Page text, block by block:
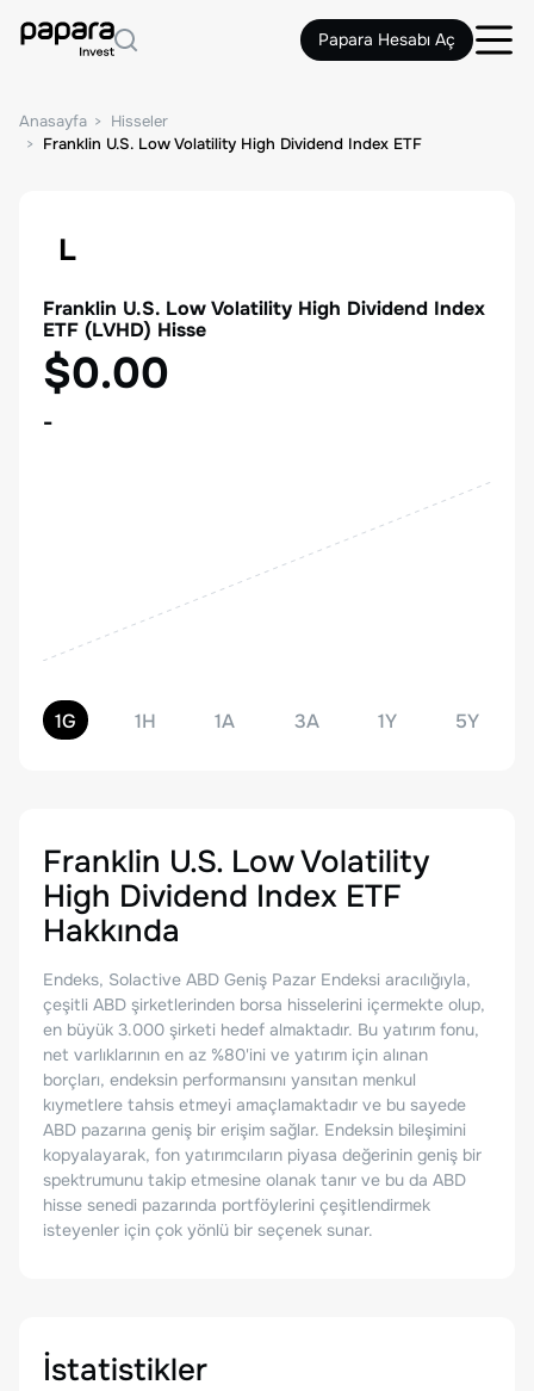
Papara Hesabı Aç
Anasayfa
Hisseler
Franklin U.S. Low Volatility High Dividend Index ETF
L
Franklin U.S. Low Volatility High Dividend Index
ETF (LVHD) Hisse
$0.00
-
1G 1H 1A 3A 1Y 5Y
Franklin U.S. Low Volatility
High Dividend Index ETF
Hakkında
Endeks, Solactive ABD Geniş Pazar Endeksi aracılığıyla,
çeşitli ABD şirketlerinden borsa hisselerini içermekte olup,
en büyük 3.000 şirketi hedef almaktadır. Bu yatırım fonu,
net varlıklarının en az %80'ini ve yatırım için alınan
borçları, endeksin performansını yansıtan menkul
kıymetlere tahsis etmeyi amaçlamaktadır ve bu sayede
ABD pazarına geniş bir erişim sağlar. Endeksin bileşimini
kopyalayarak, fon yatırımcıların piyasa değerinin geniş bir
spektrumunu takip etmesine olanak tanır ve bu da ABD
hisse senedi pazarında portföylerini çeşitlendirmek
isteyenler için çok yönlü bir seçenek sunar.
İstatistikler